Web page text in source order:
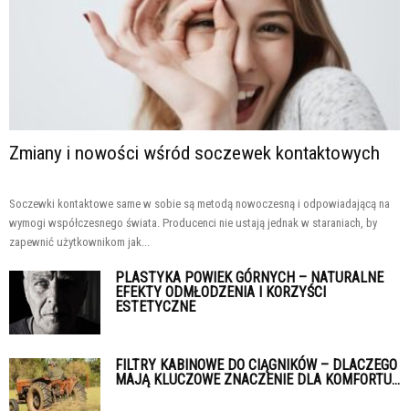
Zmiany i nowości wśród soczewek kontaktowych
Soczewki kontaktowe same w sobie są metodą nowoczesną i odpowiadającą na
wymogi współczesnego świata. Producenci nie ustają jednak w staraniach, by
zapewnić użytkownikom jak...
PLASTYKA POWIEK GÓRNYCH – NATURALNE
EFEKTY ODMŁODZENIA I KORZYŚCI
ESTETYCZNE
FILTRY KABINOWE DO CIĄGNIKÓW – DLACZEGO
MAJĄ KLUCZOWE ZNACZENIE DLA KOMFORTU...